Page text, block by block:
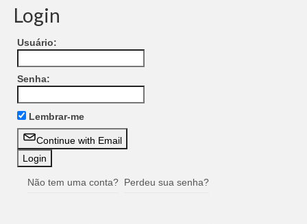
Login
Usuário:
Senha:
Lembrar-me
Continue with Email
Não tem uma conta? Perdeu sua senha?